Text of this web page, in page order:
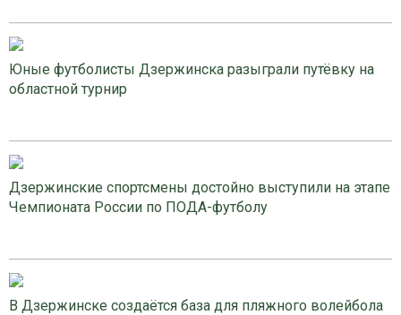
Юные футболисты Дзержинска разыграли путёвку на
областной турнир
Дзержинские спортсмены достойно выступили на этапе
Чемпионата России по ПОДА-футболу
В Дзержинске создаётся база для пляжного волейбола